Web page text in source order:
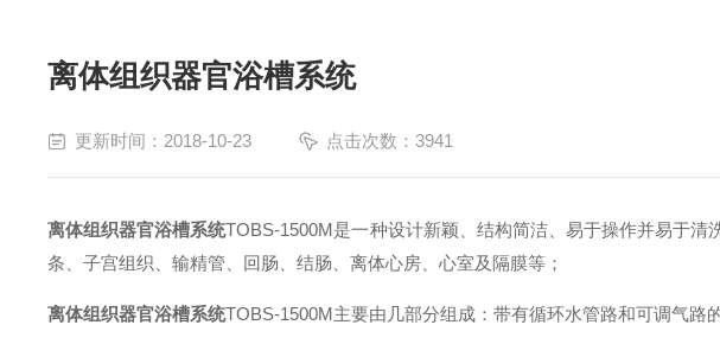
离体组织器官浴槽系统
更新时间：2018-10-23 点击次数：3941
离体组织器官浴槽系统TOBS-1500M是一种设计新颖、结构简洁、易于操作并易于清
条、子宫组织、输精管、回肠、结肠、离体心房、心室及隔膜等；
离体组织器官浴槽系统TOBS-1500M主要由几部分组成：带有循环水管路和可调气路